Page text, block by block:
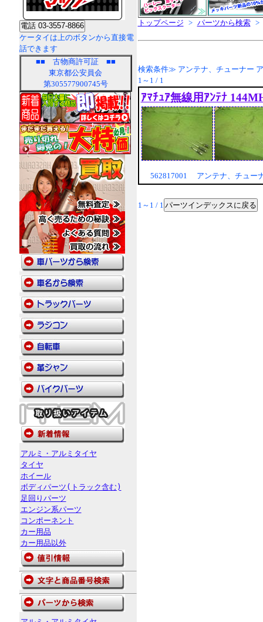
ケータイは上のボタンから直接電
話できます
■■ 古物商許可証 ■■
東京都公安員会
第305577900745号
アルミ・アルミタイヤ
タイヤ
ホイール
ボディパーツ(トラック含む)
足回りパーツ
エンジン系パーツ
コンポーネント
カー用品
カー用品以外
トップページ > パーツから検索 >
検索条件≫ アンテナ、チューナー
1～1 / 1
ｱﾏﾁｭｱ無線用ｱﾝﾃﾅ
562817001 アンテナ、チュー
1～1 / 1 パーツインデックスに戻る